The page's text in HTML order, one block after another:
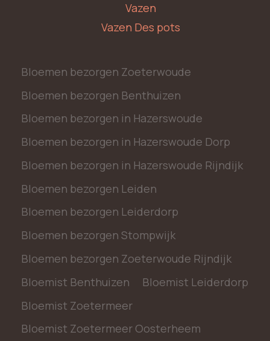
Vazen
Vazen Des pots
Bloemen bezorgen Zoeterwoude
Bloemen bezorgen Benthuizen
Bloemen bezorgen in Hazerswoude
Bloemen bezorgen in Hazerswoude Dorp
Bloemen bezorgen in Hazerswoude Rijndijk
Bloemen bezorgen Leiden
Bloemen bezorgen Leiderdorp
Bloemen bezorgen Stompwijk
Bloemen bezorgen Zoeterwoude Rijndijk
Bloemist Benthuizen
Bloemist Leiderdorp
Bloemist Zoetermeer
Bloemist Zoetermeer Oosterheem